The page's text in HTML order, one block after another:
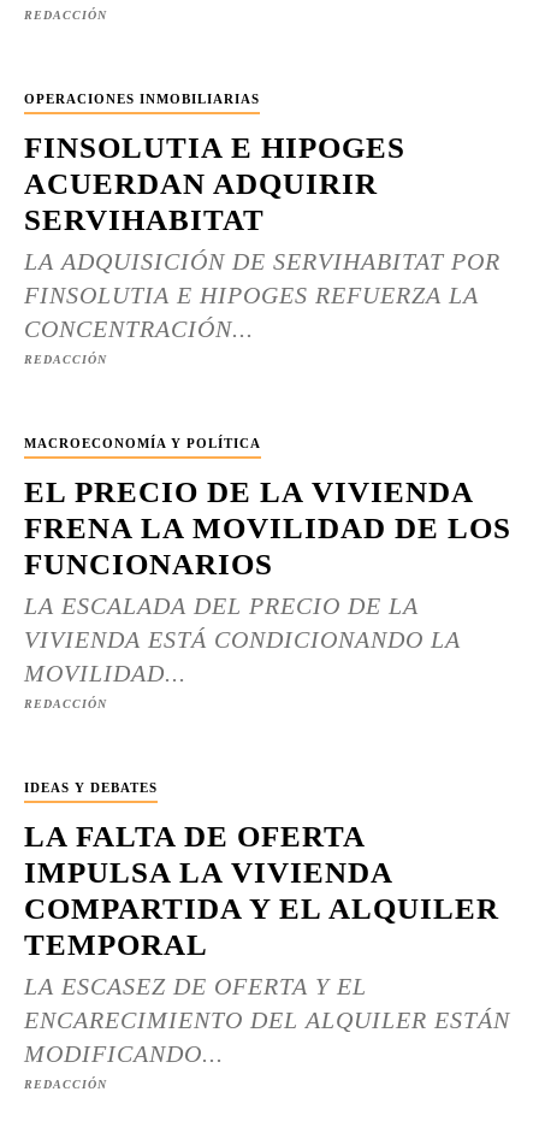
REDACCIÓN
OPERACIONES INMOBILIARIAS
FINSOLUTIA E HIPOGES
ACUERDAN ADQUIRIR
SERVIHABITAT
LA ADQUISICIÓN DE SERVIHABITAT POR
FINSOLUTIA E HIPOGES REFUERZA LA
CONCENTRACIÓN...
REDACCIÓN
MACROECONOMÍA Y POLÍTICA
EL PRECIO DE LA VIVIENDA
FRENA LA MOVILIDAD DE LOS
FUNCIONARIOS
LA ESCALADA DEL PRECIO DE LA
VIVIENDA ESTÁ CONDICIONANDO LA
MOVILIDAD...
REDACCIÓN
IDEAS Y DEBATES
LA FALTA DE OFERTA
IMPULSA LA VIVIENDA
COMPARTIDA Y EL ALQUILER
TEMPORAL
LA ESCASEZ DE OFERTA Y EL
ENCARECIMIENTO DEL ALQUILER ESTÁN
MODIFICANDO...
REDACCIÓN